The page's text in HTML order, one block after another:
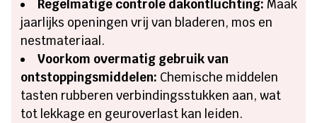
Regelmatige controle dakontluchting: Maak
jaarlijks openingen vrij van bladeren, mos en
nestmateriaal.
Voorkom overmatig gebruik van
ontstoppingsmiddelen: Chemische middelen
tasten rubberen verbindingsstukken aan, wat
tot lekkage en geuroverlast kan leiden.